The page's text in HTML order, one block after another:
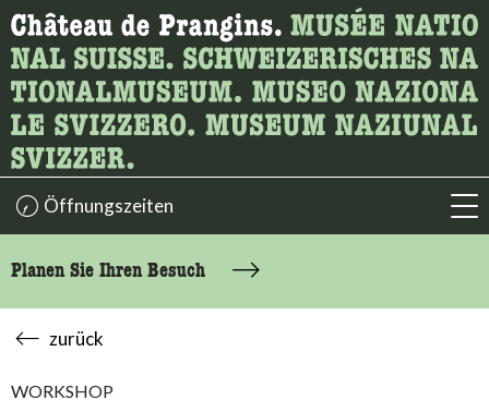
Wonach suchen Sie?
Hier können Sie nach Inhalten der Seite suchen.
Öffnungszeiten
Planen Sie Ihren Besuch
zurück
WORKSHOP